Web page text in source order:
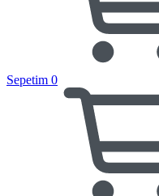
Sepetim 0